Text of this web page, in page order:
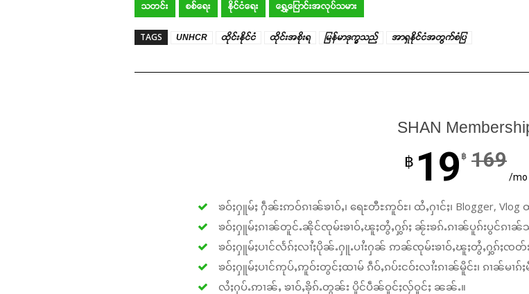
သတင်း စစ်ရေး နိုင်ငံရေး ရွှေ့ပြောင်းအလုပ်သမား
TAGS UNHCR ထိုင်းနိုင်ငံ ထိုင်းအစိုးရ မြန်မာဒုက္ခသည် အာရှနိုင်ငံအတွက်စံပြ
SHAN
฿ 19 ฿ 169
/mo
ၶဝ်ႈႁူမ်ႈ ႁဵၼ်းဢဝ်ၵၢၼ်ၶၢဝ်ႇ၊ ရေႊတီႊဢူဝ်ႊ၊ ထႆႇႁၢင်ႈ၊ Blogger,
ၶဝ်ႈႁူမ်ႈၵၢၼ်တူင်ႉၼိုင်ၸုမ်းၶၢဝ်ႇၽူႈတွႆႇႁွၵ်ႈ ၼႂ်းၶၵ်ႉၵၢၼ်ပူၵ်းပွင်ၵၢၼ်
ၶဝ်ႈႁူမ်ႈပၢင်လႅၵ်ႈလၢႆႈပိုၼ်ႉႁူႉပၢႆးႁၼ် ဢၼ်ၸုမ်းၶၢဝ်ႇၽူႈတွႆႇႁွၵ်ႈၸတ်
ၶဝ်ႈႁူမ်ႈပၢင်ဢုပ်ႇဢူဝ်းတွင်ႈထၢမ် ၵဵဝ်ႇၵပ်းငဝ်းလၢႆးၵၢၼ်မိူင်း၊ ၵၢၼ်မၢၵ်
လႆႈႁပ်ႉဢၢၼ်ႇ ၶၢဝ်ႇၶိုၵ်ႉတွၼ်း ပိူင်ပဵၼ်ဝူင်ႈလႂ်ဝူင်ႈ ၼၼ်ႉ။